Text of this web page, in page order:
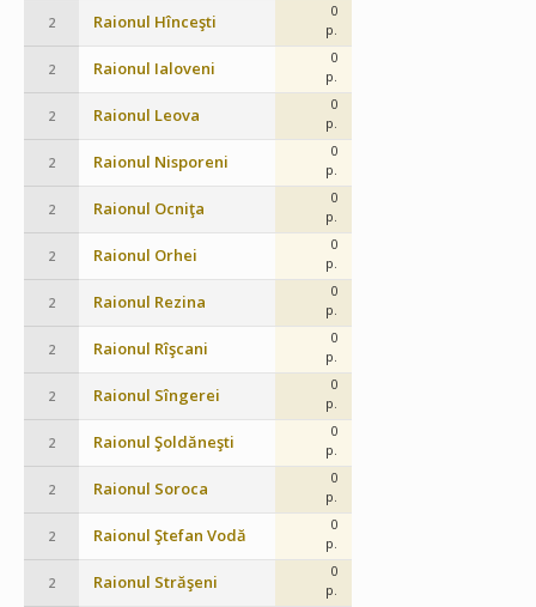
2 Raionul Hînceşti
0
p.
2 Raionul Ialoveni
0
p.
2 Raionul Leova
0
p.
2 Raionul Nisporeni
0
p.
2 Raionul Ocniţa
0
p.
2 Raionul Orhei
0
p.
2 Raionul Rezina
0
p.
2 Raionul Rîşcani
0
p.
2 Raionul Sîngerei
0
p.
2 Raionul Şoldăneşti
0
p.
2 Raionul Soroca
0
p.
2 Raionul Ştefan Vodă
0
p.
2 Raionul Străşeni
0
p.